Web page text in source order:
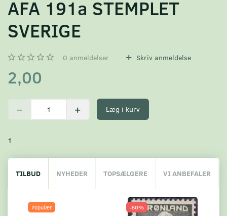
AFA 191a STEMPLET
SVERIGE
0 anmeldelser Skriv anmeldelse
2,00
Læg i kurv
1
TILBUD NYHEDER TOPSÆLGERE VI ANBEFALER
Populær -50%